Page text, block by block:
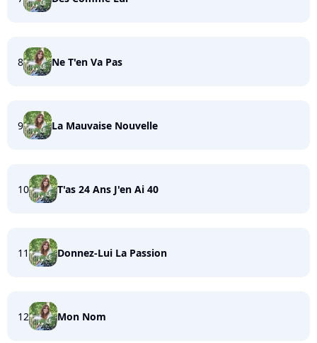
8 Ne T'en Va Pas
9 La Mauvaise Nouvelle
10 T'as 24 Ans J'en Ai 40
11 Donnez-Lui La Passion
12 Mon Nom